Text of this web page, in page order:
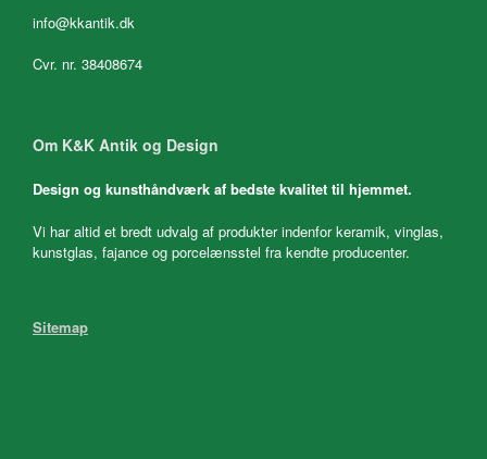
info@kkantik.dk
Cvr. nr. 38408674
Om K&K Antik og Design
Design og kunsthåndværk af bedste kvalitet til hjemmet.
Vi har altid et bredt udvalg af produkter indenfor keramik, vinglas,
kunstglas, fajance og porcelænsstel fra kendte producenter.
Sitemap